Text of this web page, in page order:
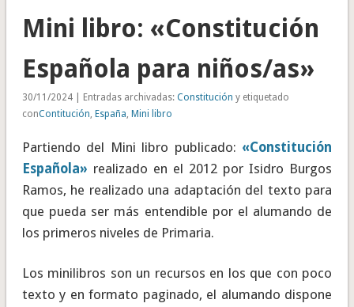
Mini libro: «Constitución
Española para niños/as»
30/11/2024 | Entradas archivadas: Constitución y etiquetado
conContitución, España, Mini libro
Partiendo del Mini libro publicado: «Constitución
Española» realizado en el 2012 por Isidro Burgos
Ramos, he realizado una adaptación del texto para
que pueda ser más entendible por el alumando de
los primeros niveles de Primaria.
Los minilibros son un recursos en los que con poco
texto y en formato paginado, el alumando dispone